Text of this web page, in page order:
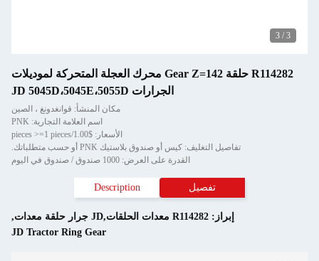
3
/
3
R114282 حلقة Gear Z=142 محرك العجلة المتحركة لموديلات
الجرارات JD 5045D،5045E،5055D
مكان المنشأ: قوانغدونغ ، الصين
اسم العلامة التجارية: PNK
الأسعار: $1.00/pieces >=1 pieces
تفاصيل التغليف: كيس أو صندوق بلاستيك PNK أو حسب متطلباتك.
القدرة على العرض: 1000 صندوق / صندوق في اليوم
تفصيل Description
إبراز: R114282 معدات الحلقات,JD جرار حلقة معدات
,
JD Tractor Ring Gear